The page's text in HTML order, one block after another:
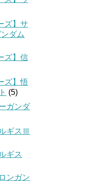
ズ】サ
ダム
ズ】信
ズ】悟
(5)
ガンダ
ギスⅢ
ギス
ンガン